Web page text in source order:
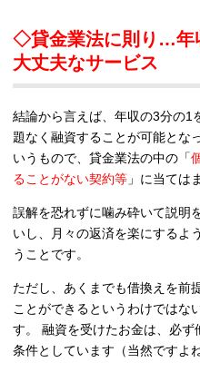
◇貸金業法に則り…年
大丈夫なサービス
結論から言えば、年収の3分の1
題なく融資することが可能とな
いうもので、貸金業法の中の「
ることがない契約等 」に当ては
誤解を恐れずに噛み砕いて説明
いし、月々の返済を楽にするよ
うことです。
ただし、あくまでも借換えを前
ことができるというわけではな
す。 融資を受けたお金は、必
条件としています（当然ですよね